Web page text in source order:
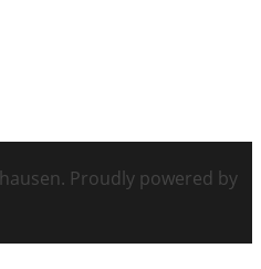
Proudly powered by